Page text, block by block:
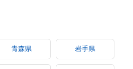
青森県 岩手県